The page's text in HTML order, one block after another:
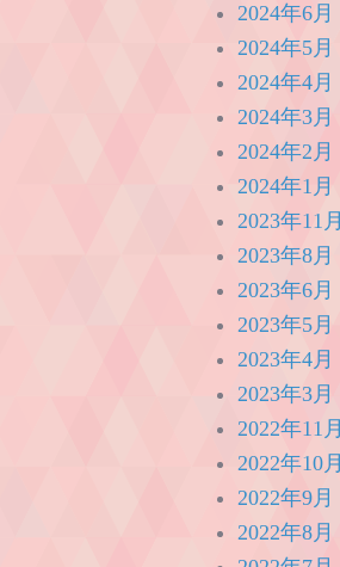
2024年6月
2024年5月
2024年4月
2024年3月
2024年2月
2024年1月
2023年11月
2023年8月
2023年6月
2023年5月
2023年4月
2023年3月
2022年11月
2022年10月
2022年9月
2022年8月